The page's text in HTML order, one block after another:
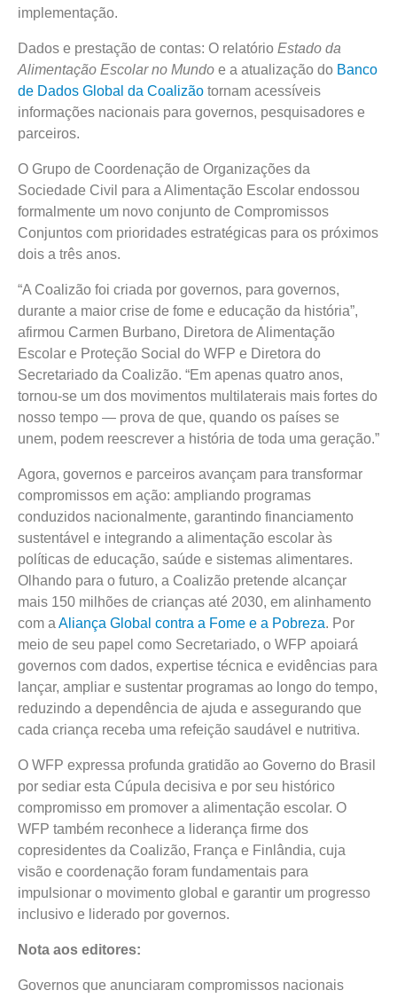
implementação.
Dados e prestação de contas: O relatório Estado da
Alimentação Escolar no Mundo e a atualização do Banco
de Dados Global da Coalizão tornam acessíveis
informações nacionais para governos, pesquisadores e
parceiros.
O Grupo de Coordenação de Organizações da
Sociedade Civil para a Alimentação Escolar endossou
formalmente um novo conjunto de Compromissos
Conjuntos com prioridades estratégicas para os próximos
dois a três anos.
“A Coalizão foi criada por governos, para governos,
durante a maior crise de fome e educação da história”,
afirmou Carmen Burbano, Diretora de Alimentação
Escolar e Proteção Social do WFP e Diretora do
Secretariado da Coalizão. “Em apenas quatro anos,
tornou-se um dos movimentos multilaterais mais fortes do
nosso tempo — prova de que, quando os países se
unem, podem reescrever a história de toda uma geração.”
Agora, governos e parceiros avançam para transformar
compromissos em ação: ampliando programas
conduzidos nacionalmente, garantindo financiamento
sustentável e integrando a alimentação escolar às
políticas de educação, saúde e sistemas alimentares.
Olhando para o futuro, a Coalizão pretende alcançar
mais 150 milhões de crianças até 2030, em alinhamento
com a Aliança Global contra a Fome e a Pobreza. Por
meio de seu papel como Secretariado, o WFP apoiará
governos com dados, expertise técnica e evidências para
lançar, ampliar e sustentar programas ao longo do tempo,
reduzindo a dependência de ajuda e assegurando que
cada criança receba uma refeição saudável e nutritiva.
O WFP expressa profunda gratidão ao Governo do Brasil
por sediar esta Cúpula decisiva e por seu histórico
compromisso em promover a alimentação escolar. O
WFP também reconhece a liderança firme dos
copresidentes da Coalizão, França e Finlândia, cuja
visão e coordenação foram fundamentais para
impulsionar o movimento global e garantir um progresso
inclusivo e liderado por governos.
Nota aos editores:
Governos que anunciaram compromissos nacionais